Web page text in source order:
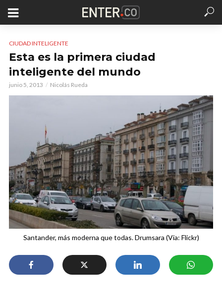
CIUDAD INTELIGENTE
Esta es la primera ciudad
inteligente del mundo
junio 5, 2013 Nicolás Rueda
Santander, más moderna que todas. Drumsara (Via: Flickr)